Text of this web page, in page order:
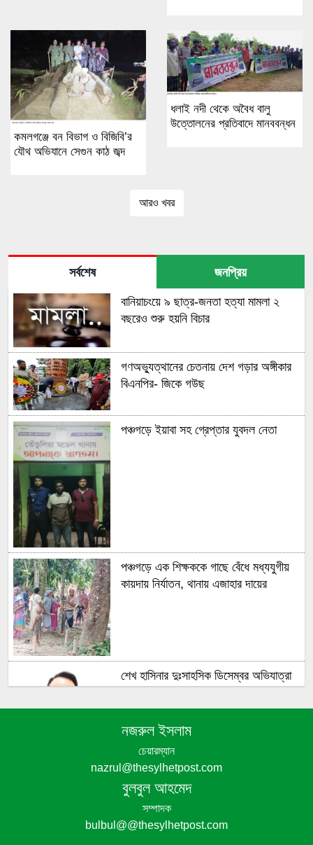
কমলগঞ্জে বন বিভাগ ও বিজিবি’র
যৌথ অভিযানে সেগুন কাঠ জব্দ
ধলাই নদী থেকে অবৈধ বালু
উত্তোলনের প্রতিবাদে মানববন্ধন
আরও খবর
সর্বশেষ জনপ্রিয়
বানিয়াচংয়ে ৯ ছাত্র-জনতা হত্যা মামলা ২
বছরেও শুরু হয়নি বিচার
গণঅভ্যুত্থানের চেতনায় দেশ গড়ার অঙ্গীকার
বিএনপির- জিকে গউছ
পঞ্চগড়ে ইয়াবা সহ গ্রেপ্তার যুবদল নেতা
পঞ্চগড়ে এক শিক্ষককে গাছে বেঁধে মধ্যযুগীয়
কায়দায় নির্যাতন, থানায় এজাহার দায়ের
শেখ হাসিনার দুঃসাহসিক ডিসেম্বর অভিযাত্রা
হবিগঞ্জে ভারতীয় অবৈধ পণ্য আটক
নজরুল ইসলাম
চেয়ারম্যান
nazrul@thesylhetpost.com
বুলবুল আহমেদ
সম্পাদক
bulbul@@thesylhetpost.com